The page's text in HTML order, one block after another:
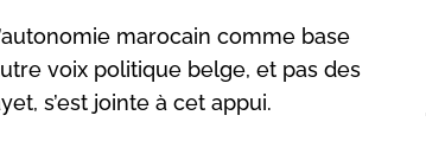
marocain comme base
voix politique belge, et pas des
s’est jointe à cet appui.